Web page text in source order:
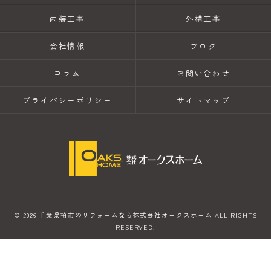
内装工事 外構工事
会社情報 ブログ
コラム お問い合わせ
プライバシーポリシー サイトマップ
© 2026 千葉県柏市のリフォームなら株式会社オークスホーム ALL RIGHTS
RESERVED.